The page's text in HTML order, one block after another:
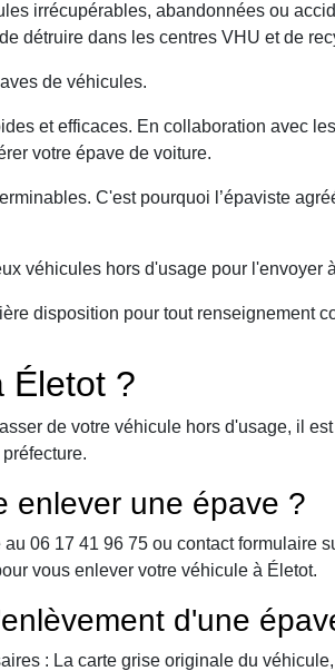
irrécupérables, abandonnées ou
détruire dans les centres VHU et de
de véhicules.
et efficaces. En collaboration avec
votre épave de voiture.
C'est pourquoi l’épaviste
véhicules hors d'usage pour l'envoyer
disposition pour tout renseignement
Életot ?
de votre véhicule hors d'usage, il
enlever une épave ?
06 17 41 96 75 ou contact formulaire
vous enlever votre véhicule à Életot.
d'une
: La carte grise originale du